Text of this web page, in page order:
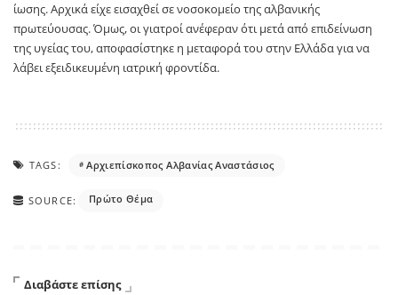
ίωσης. Αρχικά είχε εισαχθεί σε νοσοκομείο της αλβανικής
πρωτεύουσας. Όμως, οι γιατροί ανέφεραν ότι μετά από επιδείνωση
της υγείας του, αποφασίστηκε η μεταφορά του στην Ελλάδα για να
λάβει εξειδικευμένη ιατρική φροντίδα.
TAGS: Αρχιεπίσκοπος Αλβανίας Αναστάσιος
SOURCE: Πρώτο Θέμα
Διαβάστε επίσης